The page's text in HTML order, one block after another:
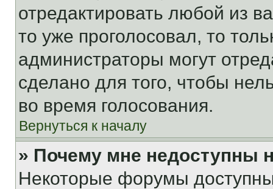
отредактировать любой из
то уже проголосовал, то
администраторы могут
сделано для того, чтобы
во время голосования.
Вернуться к началу
» Почему мне недоступны
Некоторые форумы